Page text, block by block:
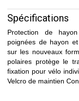
Spécifications
Protection de
poignées de hayon
sur les nouveaux
polaires protège le
fixation pour vélo
Velcro de maintien